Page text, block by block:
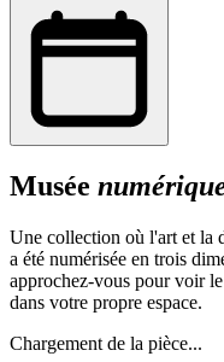
Musée
Une collection où l'art et la
a été numérisée en trois
approchez-vous pour voir
dans votre propre espace.
Chargement de la pièce...